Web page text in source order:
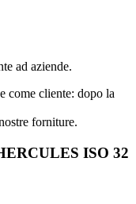
ad aziende.
come cliente: dopo la
forniture.
ISO 32